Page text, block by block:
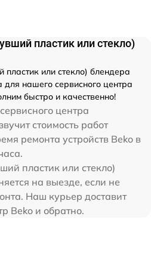
пластик или стекло)
или стекло) блендера
нашего сервисного центра
быстро и качественно!
центра
стоимость работ
ремонта устройств Beko в
пластик или стекло)
на выезде, если не
Наш курьер доставит
Beko и обратно.